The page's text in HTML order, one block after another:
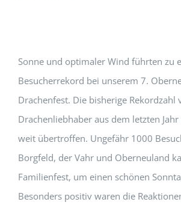
Sonne und optimaler Wind führten zu
Besucherrekord bei unserem 7.
Drachenfest. Die bisherige Rekordzahl
Drachenliebhaber aus dem letzten
weit übertroffen. Ungefähr 1000
Borgfeld, der Vahr und Oberneuland
Familienfest, um einen schönen
Besonders positiv waren die